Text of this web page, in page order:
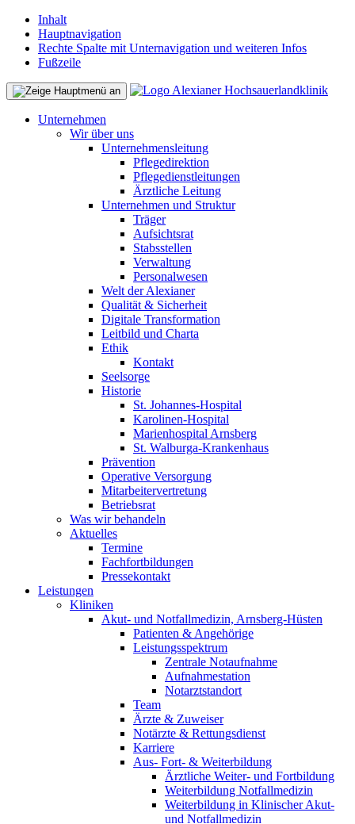
Inhalt
Hauptnavigation
Rechte Spalte mit Unternavigation und weiteren Infos
Fußzeile
Unternehmen
Wir über uns
Unternehmensleitung
Pflegedirektion
Pflegedienstleitungen
Ärztliche Leitung
Unternehmen und Struktur
Träger
Aufsichtsrat
Stabsstellen
Verwaltung
Personalwesen
Welt der Alexianer
Qualität & Sicherheit
Digitale Transformation
Leitbild und Charta
Ethik
Kontakt
Seelsorge
Historie
St. Johannes-Hospital
Karolinen-Hospital
Marienhospital Arnsberg
St. Walburga-Krankenhaus
Prävention
Operative Versorgung
Mitarbeitervertretung
Betriebsrat
Was wir behandeln
Aktuelles
Termine
Fachfortbildungen
Pressekontakt
Leistungen
Kliniken
Akut- und Notfallmedizin, Arnsberg-Hüsten
Patienten & Angehörige
Leistungsspektrum
Zentrale Notaufnahme
Aufnahmestation
Notarztstandort
Team
Ärzte & Zuweiser
Notärzte & Rettungsdienst
Karriere
Aus- Fort- & Weiterbildung
Ärztliche Weiter- und Fortbildung
Weiterbildung Notfallmedizin
Weiterbildung in Klinischer Akut-
und Notfallmedizin